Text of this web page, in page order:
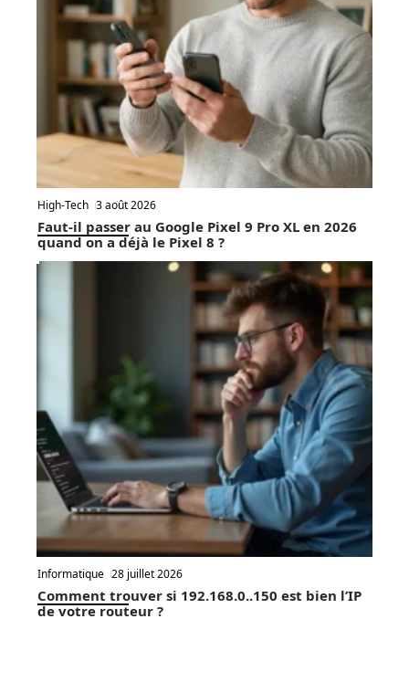
High-Tech 3 août 2026
Faut-il passer au Google Pixel 9 Pro XL en 2026
quand on a déjà le Pixel 8 ?
Informatique 28 juillet 2026
Comment trouver si 192.168.0..150 est bien l’IP
de votre routeur ?